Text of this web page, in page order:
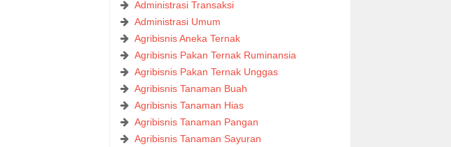
Administrasi Transaksi
Administrasi Umum
Agribisnis Aneka Ternak
Agribisnis Pakan Ternak Ruminansia
Agribisnis Pakan Ternak Unggas
Agribisnis Tanaman Buah
Agribisnis Tanaman Hias
Agribisnis Tanaman Pangan
Agribisnis Tanaman Sayuran